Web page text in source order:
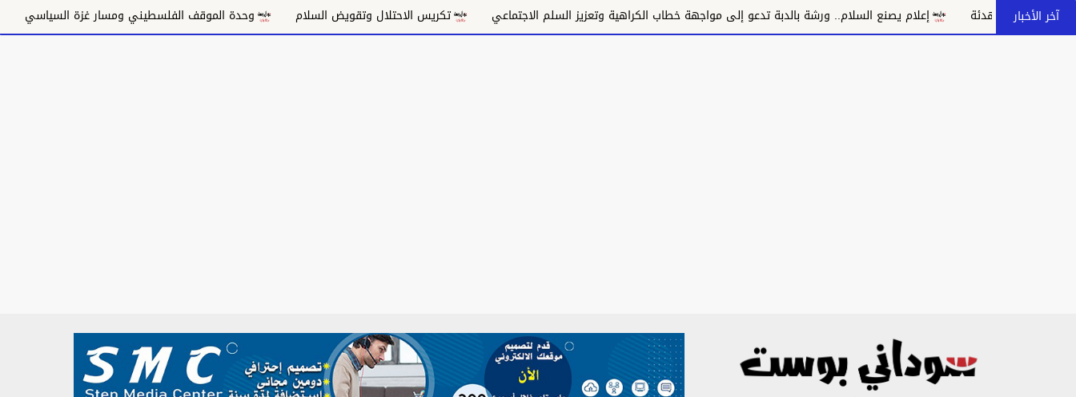
آخر الأخبارإعلام يصنع السلام.. ورشة بالدبة تدعو إلى مواجهة خطاب الكراهية وتعزيز السلم الاجتماعي تكريس الاحتلال وتقويض السلام وحدة الموقف الفلسطيني ومسار غزة السياسي مكانة الغناء